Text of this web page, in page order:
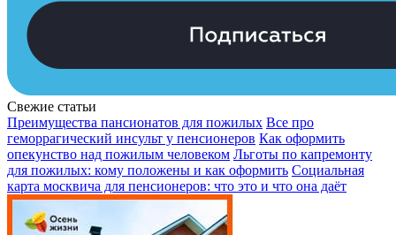
Свежие статьи
Преимущества пансионатов для пожилых Все про
геморрагический инсульт у пенсионеров Как оформить
опекунство над пожилым человеком Льготы по капремонту
для пожилых: кому положены и как оформить Социальная
карта москвича для пенсионеров: что это и что она даёт